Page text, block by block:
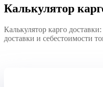
Калькулятор
Калькулятор карго
доставки и себестоимости